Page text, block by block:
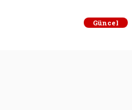
Güncel